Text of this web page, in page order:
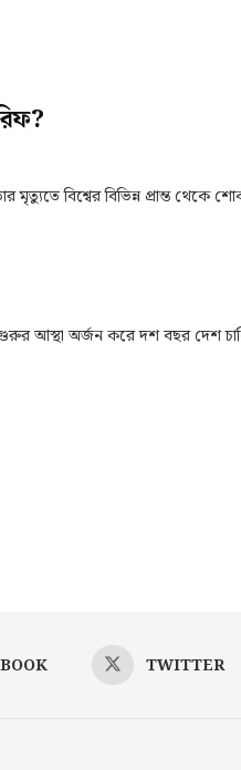
মৃত্যুতে বিশ্বের বিভিন্ন প্রান্ত থেকে
আস্থা অর্জন করে দশ বছর দেশ
TWITTER